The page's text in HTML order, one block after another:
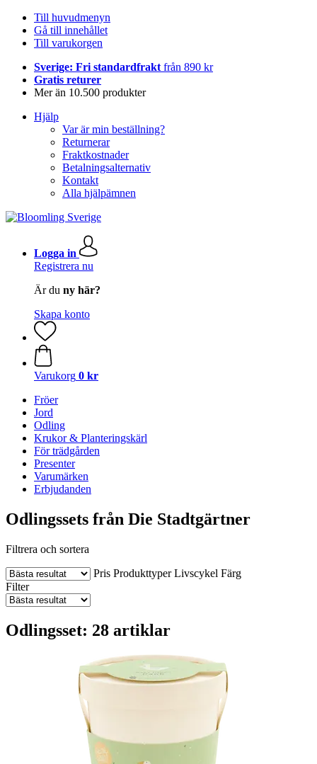
Till huvudmenyn
Gå till innehållet
Till varukorgen
Sverige: Fri standardfrakt från 890 kr
Gratis returer
Mer än 10.500 produkter
Hjälp
Var är min beställning?
Returnerar
Fraktkostnader
Betalningsalternativ
Kontakt
Alla hjälpämnen
Logga in
Registrera nu
Är du ny här?
Skapa konto
Varukorg 0 kr
Fröer
Jord
Odling
Krukor & Planteringskärl
För trädgården
Presenter
Varumärken
Erbjudanden
Odlingssets från Die Stadtgärtner
Filtrera och sortera
Pris Produkttyper Livscykel Färg
Filter
Odlingsset: 28 artiklar